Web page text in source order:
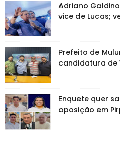
Adriano
vice de Lucas;
Prefeito de
candidatura de
Enquete quer
oposição em